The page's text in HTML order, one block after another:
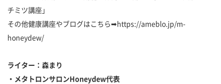
チミツ講座」
その他健康講座やブログはこちら➡https://ameblo.jp/m-
honeydew/
ライター：森まり
・メタトロンサロンHoneydew代表